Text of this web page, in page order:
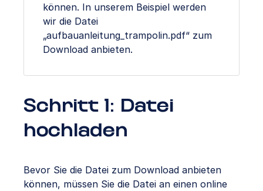
können. In unserem Beispiel werden
wir die Datei
„aufbauanleitung_trampolin.pdf“ zum
Download anbieten.
Schritt 1: Datei
hochladen
Bevor Sie die Datei zum Download anbieten
können, müssen Sie die Datei an einen online